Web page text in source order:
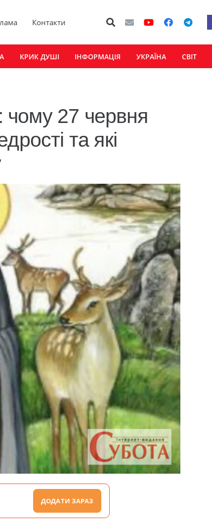
Контакти
КРИК ДУШІ ІНФОРМАЦІЯ УКРАЇНА СВІТ
чому 27 червня
та які
ДОДАТИ ЗАРАЗ